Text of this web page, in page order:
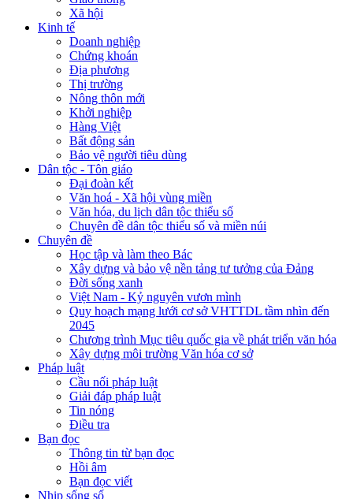
Xã hội
Kinh tế
Doanh nghiệp
Chứng khoán
Địa phương
Thị trường
Nông thôn mới
Khởi nghiệp
Hàng Việt
Bất động sản
Bảo vệ người tiêu dùng
Dân tộc - Tôn giáo
Đại đoàn kết
Văn hoá - Xã hội vùng miền
Văn hóa, du lịch dân tộc thiểu số
Chuyên đề dân tộc thiểu số và miền núi
Chuyên đề
Học tập và làm theo Bác
Xây dựng và bảo vệ nền tảng tư tưởng của Đảng
Đời sống xanh
Việt Nam - Kỷ nguyên vươn mình
Quy hoạch mạng lưới cơ sở VHTTDL tầm nhìn đến
2045
Chương trình Mục tiêu quốc gia về phát triển văn hóa
Xây dựng môi trường Văn hóa cơ sở
Pháp luật
Cầu nối pháp luật
Giải đáp pháp luật
Tin nóng
Điều tra
Bạn đọc
Thông tin từ bạn đọc
Hồi âm
Bạn đọc viết
Nhịp sống số